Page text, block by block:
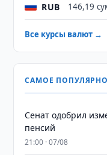
RUB 146,19
Все курсы валют →
САМОЕ
Сенат одобрил
пенсий
21:00 · 07/08